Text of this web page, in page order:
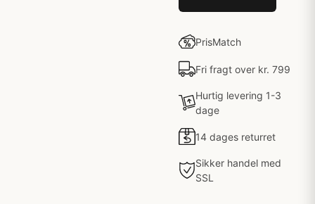
PrisMatch
Fri fragt over kr. 799
Hurtig levering 1-3
dage
14 dages returret
Sikker handel med
SSL